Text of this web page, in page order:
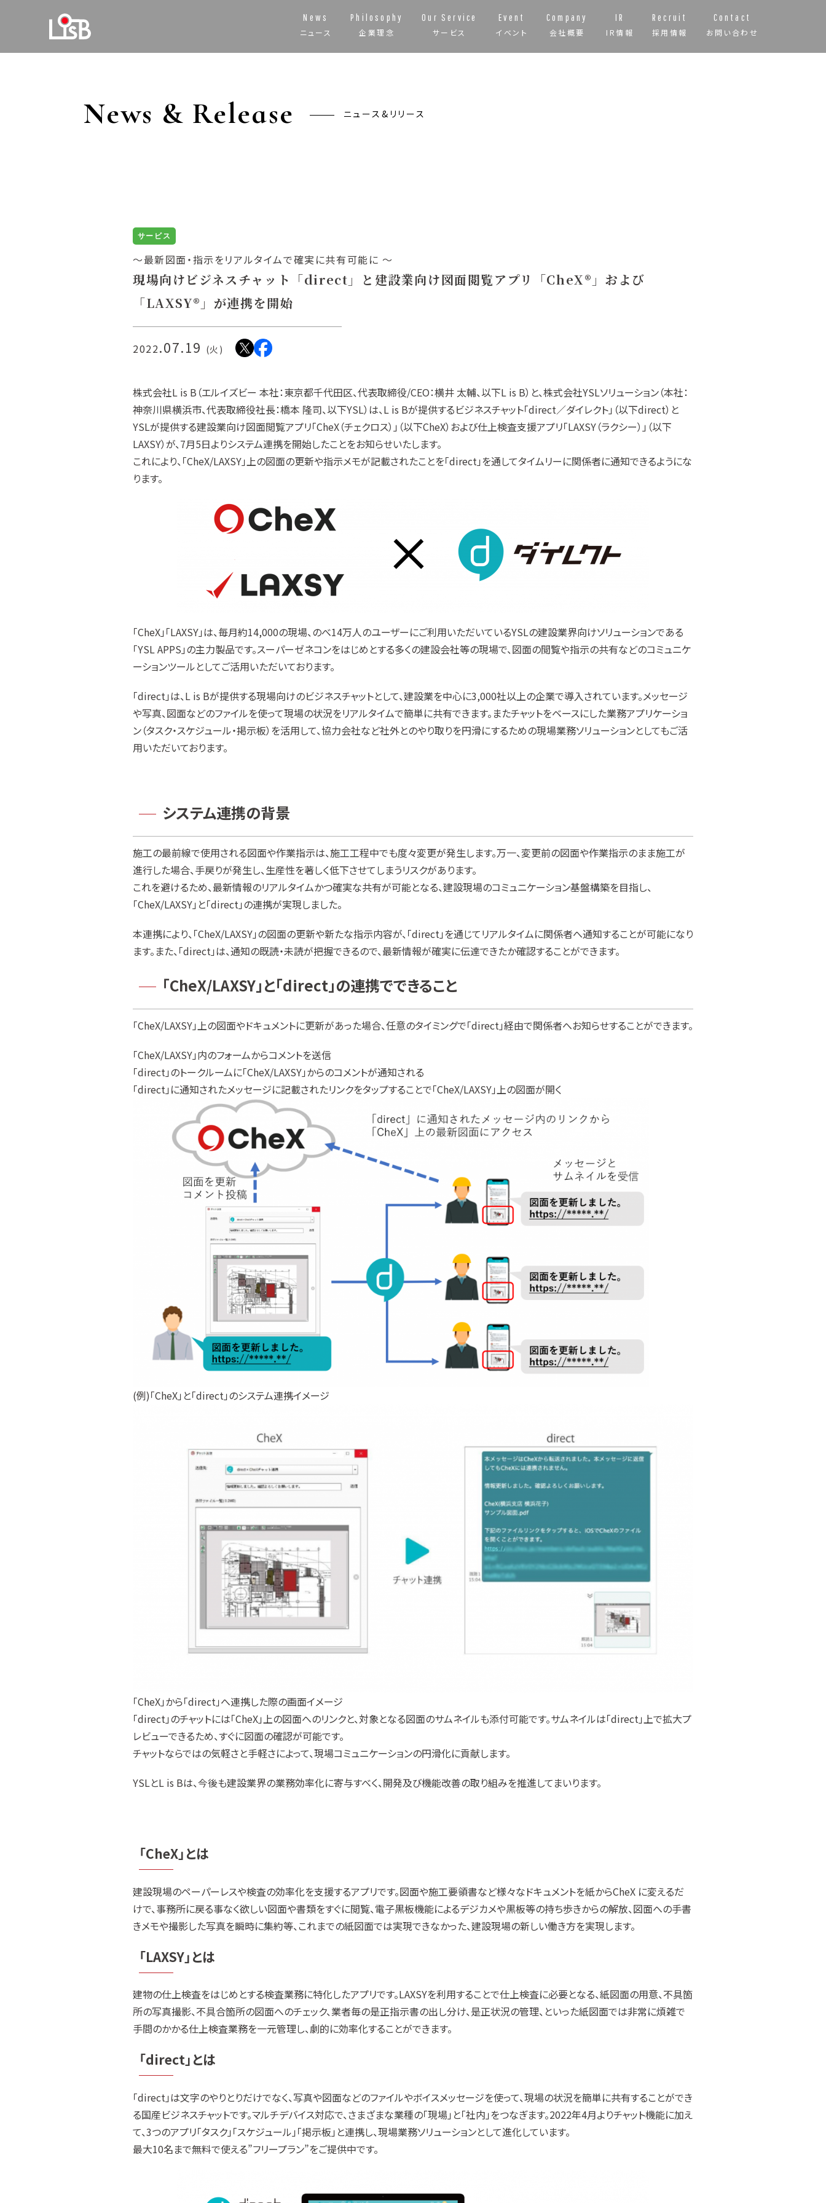
News
ニュース
Philosophy
企業理念
Our Service
サービス
Event
イベント
Company
会社概要
IR
IR情報
Recruit
採用情報
Contact
お問い合わせ
News & Release ニュース&リリース
サービス
〜最新図面・指示をリアルタイムで確実に共有可能に ～
現場向けビジネスチャット「direct」と建設業向け図面閲覧アプリ「CheX®」および
「LAXSY®」が連携を開始
2022.07.19 (火)
株式会社L is B（エルイズビー 本社：東京都千代田区、代表取締役/CEO：横井 太輔、以下L is B）と、株式会社YSLソリューション（本社：
神奈川県横浜市、代表取締役社長：橋本 隆司、以下YSL）は、L is Bが提供するビジネスチャット「direct／ダイレクト」（以下direct）と
YSLが提供する建設業向け図面閲覧アプリ「CheX（チェクロス）」（以下CheX）および仕上検査支援アプリ「LAXSY（ラクシー）」（以下
LAXSY）が、7月5日よりシステム連携を開始したことをお知らせいたします。
これにより、「CheX/LAXSY」上の図面の更新や指示メモが記載されたことを「direct」を通してタイムリーに関係者に通知できるようにな
ります。
「CheX」「LAXSY」は、毎月約14,000の現場、のべ14万人のユーザーにご利用いただいているYSLの建設業界向けソリューションである
「YSL APPS」の主力製品です。スーパーゼネコンをはじめとする多くの建設会社等の現場で、図面の閲覧や指示の共有などのコミュニケ
ーションツールとしてご活用いただいております。
「direct」は、L is Bが提供する現場向けのビジネスチャットとして、建設業を中心に3,000社以上の企業で導入されています。メッセージ
や写真、図面などのファイルを使って現場の状況をリアルタイムで簡単に共有できます。またチャットをベースにした業務アプリケーショ
ン（タスク・スケジュール・掲示板）を活用して、協力会社など社外とのやり取りを円滑にするための現場業務ソリューションとしてもご活
用いただいております。
システム連携の背景
施工の最前線で使用される図面や作業指示は、施工工程中でも度々変更が発生します。万一、変更前の図面や作業指示のまま施工が
進行した場合、手戻りが発生し、生産性を著しく低下させてしまうリスクがあります。
これを避けるため、最新情報のリアルタイムかつ確実な共有が可能となる、建設現場のコミュニケーション基盤構築を目指し、
「CheX/LAXSY」と「direct」の連携が実現しました。
本連携により、「CheX/LAXSY」の図面の更新や新たな指示内容が、「direct」を通じてリアルタイムに関係者へ通知することが可能になり
ます。また、「direct」は、通知の既読・未読が把握できるので、最新情報が確実に伝達できたか確認することができます。
「CheX/LAXSY」と「direct」の連携でできること
「CheX/LAXSY」上の図面やドキュメントに更新があった場合、任意のタイミングで「direct」経由で関係者へお知らせすることができます。
「CheX/LAXSY」内のフォームからコメントを送信
「direct」のトークルームに「CheX/LAXSY」からのコメントが通知される
「direct」に通知されたメッセージに記載されたリンクをタップすることで「CheX/LAXSY」上の図面が開く
(例)「CheX」と「direct」のシステム連携イメージ
「CheX」から「direct」へ連携した際の画面イメージ
「direct」のチャットには「CheX」上の図面へのリンクと、対象となる図面のサムネイルも添付可能です。サムネイルは「direct」上で拡大プ
レビューできるため、すぐに図面の確認が可能です。
チャットならではの気軽さと手軽さによって、現場コミュニケーションの円滑化に貢献します。
YSLとL is Bは、今後も建設業界の業務効率化に寄与すべく、開発及び機能改善の取り組みを推進してまいります。
「CheX」とは
建設現場のペーパーレスや検査の効率化を支援するアプリです。図面や施工要領書など様々なドキュメントを紙からCheX に変えるだ
けで、事務所に戻る事なく欲しい図面や書類をすぐに閲覧、電子黒板機能によるデジカメや黒板等の持ち歩きからの解放、図面への手書
きメモや撮影した写真を瞬時に集約等、これまでの紙図面では実現できなかった、建設現場の新しい働き方を実現します。
「LAXSY」とは
建物の仕上検査をはじめとする検査業務に特化したアプリです。LAXSYを利用することで仕上検査に必要となる、紙図面の用意、不具箇
所の写真撮影、不具合箇所の図面へのチェック、業者毎の是正指示書の出し分け、是正状況の管理、といった紙図面では非常に煩雑で
手間のかかる仕上検査業務を一元管理し、劇的に効率化することができます。
「direct」とは
「direct」は文字のやりとりだけでなく、写真や図面などのファイルやボイスメッセージを使って、現場の状況を簡単に共有することができ
る国産ビジネスチャットです。マルチデバイス対応で、さまざまな業種の「現場」と「社内」をつなぎます。2022年4月よりチャット機能に加え
て、3つのアプリ「タスク」「スケジュール」「掲示板」と連携し、現場業務ソリューションとして進化しています。
最大10名まで無料で使える”フリープラン”をご提供中です。